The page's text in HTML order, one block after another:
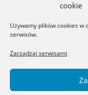
cookie
Używamy plików cookies w
serwisów.
Zarządzaj serwisami